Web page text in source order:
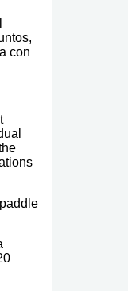
con